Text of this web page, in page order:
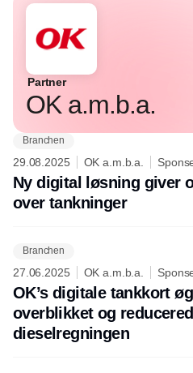
Partner
OK a.m.b.a.
Branchen
29.08.2025 OK a.m.b.a.
Ny digital løsning giver
over tankninger
Branchen
27.06.2025 OK a.m.b.a.
OK’s digitale tankkort
overblikket og
dieselregningen